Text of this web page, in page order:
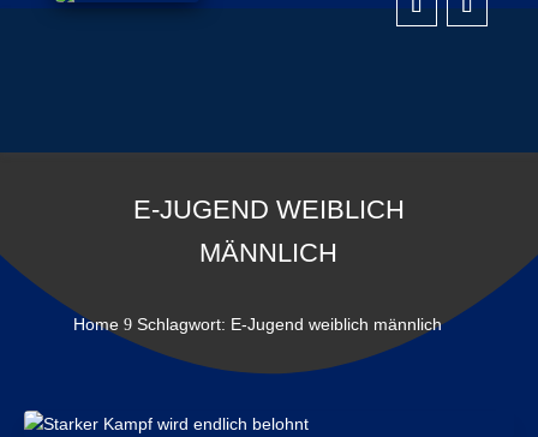
E-JUGEND WEIBLICH
MÄNNLICH
Home 9 Schlagwort: E-Jugend weiblich männlich